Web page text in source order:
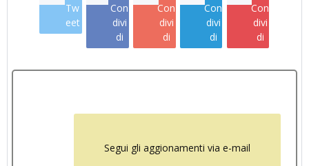
Tw
eet
Con
divi
di
Con
divi
di
Con
divi
di
Con
divi
di
Segui gli aggionamenti via e-mail